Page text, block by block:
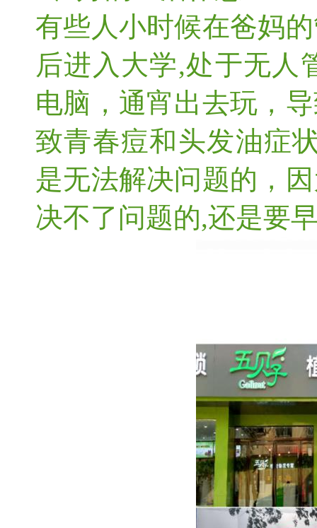
有些人小时候在爸妈
后进入大学,处于无人
电脑，通宵出去玩，
致青春痘和头发油症
是无法解决问题的，
决不了问题的,还是要